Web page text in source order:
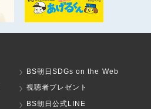
BS朝日SDGs on the Web
視聴者プレゼント
BS朝日公式LINE